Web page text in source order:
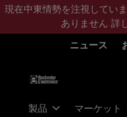
メ
ン
フ
タ
現在中東情勢を注視してい
ありません 詳
ニュース
製品 マーケット